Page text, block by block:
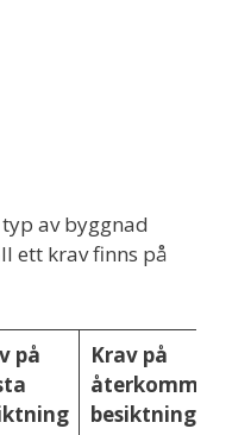
av byggnad
ett krav finns på
på
Krav på
besiktning